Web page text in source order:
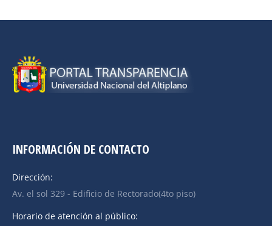
INFORMACIÓN DE CONTACTO
Dirección:
Av. el sol 329 - Edificio de Rectorado(4to piso)
Horario de atención al público: